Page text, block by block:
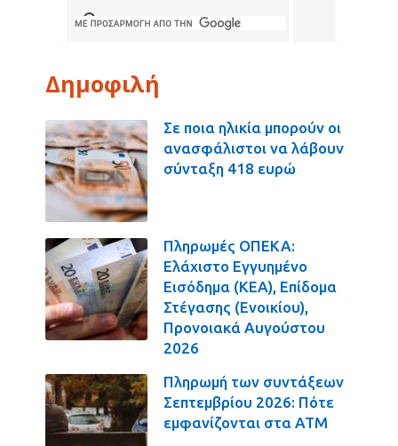
Δημοφιλή
Σε ποια ηλικία μπορούν οι
ανασφάλιστοι να λάβουν
σύνταξη 418 ευρώ
Πληρωμές ΟΠΕΚΑ:
Ελάχιστο Εγγυημένο
Εισόδημα (ΚΕΑ), Επίδομα
Στέγασης (Ενοικίου),
Προνοιακά Αυγούστου
2026
Πληρωμή των συντάξεων
Σεπτεμβρίου 2026: Πότε
εμφανίζονται στα ΑΤΜ